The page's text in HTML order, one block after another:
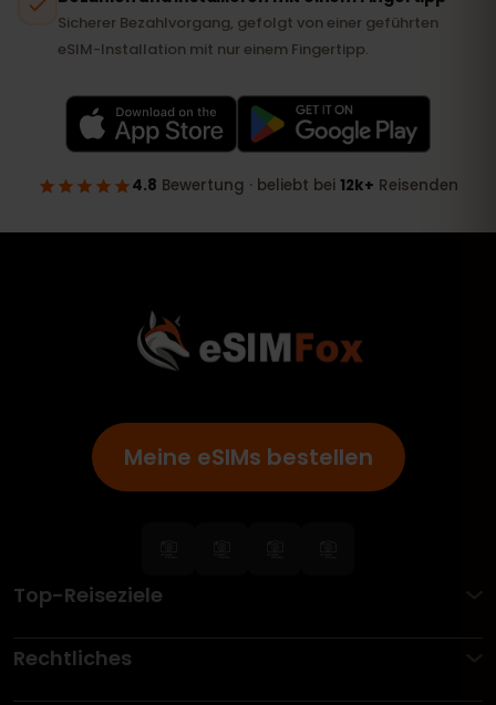
Meine eSIMs bestellen
Top-Reiseziele
Rechtliches